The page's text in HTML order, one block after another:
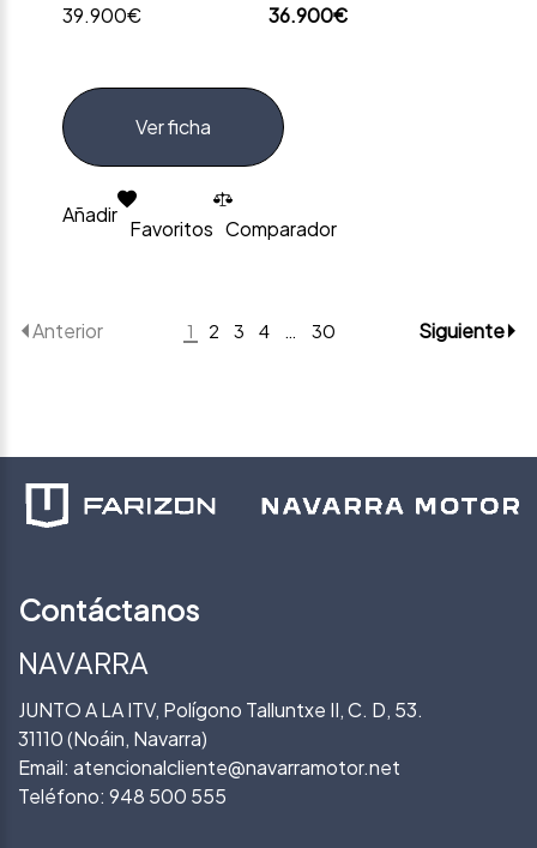
39.900€
36.900€
Ver ficha
Añadir
Favoritos Comparador
Anterior 1 2 3 4 30 Siguiente
Contáctanos
NAVARRA
JUNTO A LA ITV, Polígono Talluntxe II, C. D, 53.
31110 (Noáin, Navarra)
Email: atencionalcliente@navarramotor.net
Teléfono: 948 500 555